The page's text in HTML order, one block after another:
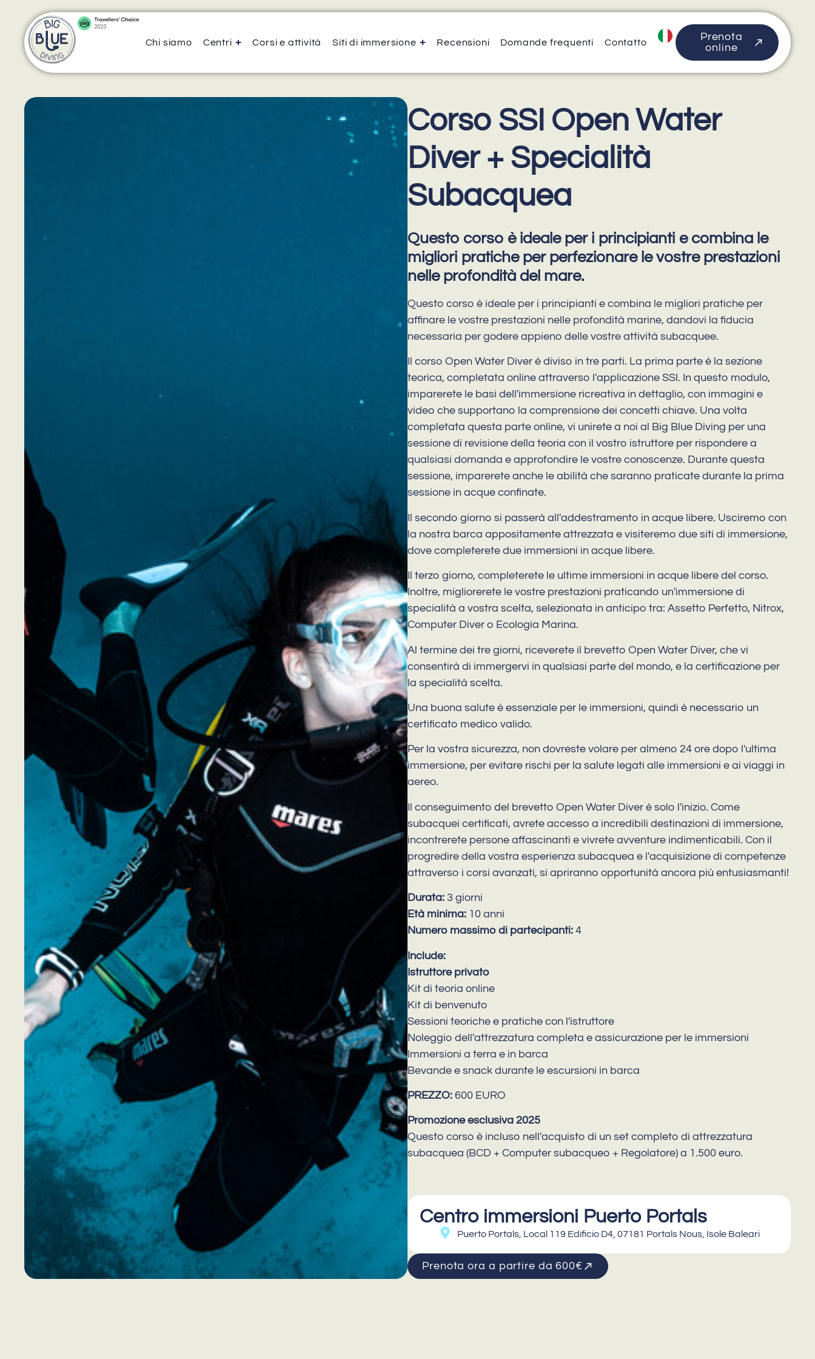
Chi siamo Centri Corsi e attività Siti di immersione Recensioni Domande frequenti Contatto
Prenota
online
Corso SSI Open Water
Diver + Specialità
Subacquea
Questo corso è ideale per i principianti e combina le
migliori pratiche per perfezionare le vostre prestazioni
nelle profondità del mare.
Questo corso è ideale per i principianti e combina le migliori pratiche per
affinare le vostre prestazioni nelle profondità marine, dandovi la fiducia
necessaria per godere appieno delle vostre attività subacquee.
Il corso Open Water Diver è diviso in tre parti. La prima parte è la sezione
teorica, completata online attraverso l'applicazione SSI. In questo modulo,
imparerete le basi dell'immersione ricreativa in dettaglio, con immagini e
video che supportano la comprensione dei concetti chiave. Una volta
completata questa parte online, vi unirete a noi al Big Blue Diving per una
sessione di revisione della teoria con il vostro istruttore per rispondere a
qualsiasi domanda e approfondire le vostre conoscenze. Durante questa
sessione, imparerete anche le abilità che saranno praticate durante la prima
sessione in acque confinate.
Il secondo giorno si passerà all'addestramento in acque libere. Usciremo con
la nostra barca appositamente attrezzata e visiteremo due siti di immersione,
dove completerete due immersioni in acque libere.
Il terzo giorno, completerete le ultime immersioni in acque libere del corso.
Inoltre, migliorerete le vostre prestazioni praticando un'immersione di
specialità a vostra scelta, selezionata in anticipo tra: Assetto Perfetto, Nitrox,
Computer Diver o Ecologia Marina.
Al termine dei tre giorni, riceverete il brevetto Open Water Diver, che vi
consentirà di immergervi in qualsiasi parte del mondo, e la certificazione per
la specialità scelta.
Una buona salute è essenziale per le immersioni, quindi è necessario un
certificato medico valido.
Per la vostra sicurezza, non dovreste volare per almeno 24 ore dopo l'ultima
immersione, per evitare rischi per la salute legati alle immersioni e ai viaggi in
aereo.
Il conseguimento del brevetto Open Water Diver è solo l'inizio. Come
subacquei certificati, avrete accesso a incredibili destinazioni di immersione,
incontrerete persone affascinanti e vivrete avventure indimenticabili. Con il
progredire della vostra esperienza subacquea e l'acquisizione di competenze
attraverso i corsi avanzati, si apriranno opportunità ancora più entusiasmanti!
Durata: 3 giorni
Età minima: 10 anni
Numero massimo di partecipanti: 4
Include:
Istruttore privato
Kit di teoria online
Kit di benvenuto
Sessioni teoriche e pratiche con l'istruttore
Noleggio dell'attrezzatura completa e assicurazione per le immersioni
Immersioni a terra e in barca
Bevande e snack durante le escursioni in barca
PREZZO: 600 EURO
Promozione esclusiva 2025
Questo corso è incluso nell'acquisto di un set completo di attrezzatura
subacquea (BCD + Computer subacqueo + Regolatore) a 1.500 euro.
Centro immersioni Puerto Portals
Puerto Portals, Local 119 Edificio D4, 07181 Portals Nous, Isole Baleari
Prenota ora a partire da 600€